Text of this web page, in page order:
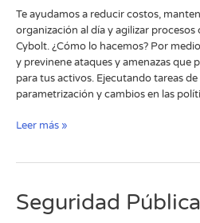
Te ayudamos a reducir costos,
organización al día y agilizar
Cybolt. ¿Cómo lo hacemos? Por
y previnene ataques y amenazas que
para tus activos. Ejecutando tareas
parametrización y cambios en las
Leer más »
Seguridad Pública
Seguridad
Pública